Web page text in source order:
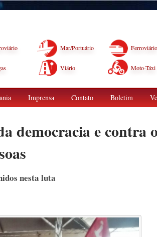
Mar/Portuário Ferroviário
Viário Moto-Táxi
Imprensa Contato Boletim
democracia e contra
nesta luta